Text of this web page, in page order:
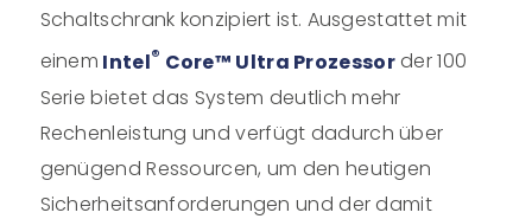
Schaltschrank konzipiert ist. Ausgestattet mit
einem Intel® Core™ Ultra Prozessorder 100
Serie bietet das System deutlich mehr
Rechenleistung und verfügt dadurch über
genügend Ressourcen, um den heutigen
Sicherheitsanforderungen und der damit